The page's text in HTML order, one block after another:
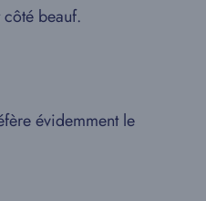
côté beauf.
évidemment le